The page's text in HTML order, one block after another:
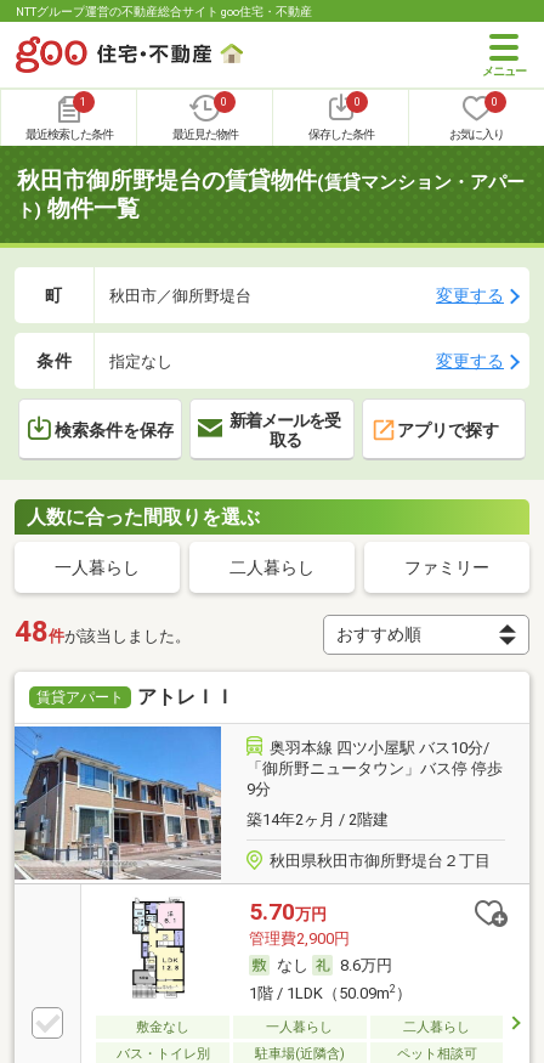
NTTグループ運営の不動産総合サイト goo住宅・不動産
1
最近検索した条件
0
最近見た物件
0
保存した条件
0
お気に入り
秋田市御所野堤台の賃貸物件(賃貸マンション・アパー
ト) 物件一覧
町 秋田市／御所野堤台 変更する
条件 指定なし 変更する
検索条件を保存
新着メールを受
取る
アプリで探す
人数に合った間取りを選ぶ
一人暮らし 二人暮らし ファミリー
48件が該当しました。
賃貸アパート アトレＩＩ
奥羽本線 四ツ小屋駅 バス10分/
「御所野ニュータウン」バス停 停歩
9分
築14年2ヶ月 / 2階建
秋田県秋田市御所野堤台２丁目
5.70万円
管理費2,900円
なし
8.6万円
1階 / 1LDK（50.09m2）
敷金なし 一人暮らし
二人暮らし
バス・トイレ別
駐車場(近隣含) ペット相談可